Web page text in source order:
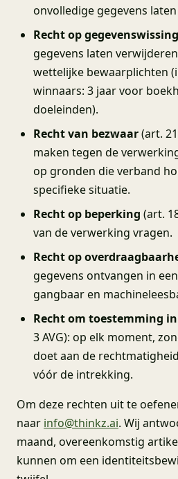
onvolledige gegevens
Recht op gegevenswissing
gegevens laten
wettelijke bewaarplichten
winnaars: 3 jaar voor
doeleinden).
Recht van bezwaar(art.
maken tegen de
op gronden die verband
specifieke situatie.
Recht op beperking (art.
van de verwerking vragen.
Recht op
gegevens ontvangen in
gangbaar en
Recht om toestemming
3 AVG): op elk moment,
doet aan de
vóór de intrekking.
Om deze rechten uit te
naar info@thinkz.ai. Wij
maand, overeenkomstig
kunnen om een